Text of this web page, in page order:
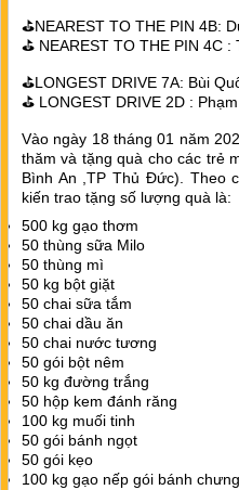
⛳️NEAREST TO THE PIN 4B:
⛳️ NEAREST TO THE PIN 4C :
⛳️LONGEST DRIVE 7A: Bùi
⛳️ LONGEST DRIVE 2D :
Vào ngày 18 tháng 01 năm
thăm và tặng quà cho các trẻ
Bình An ,TP Thủ Đức). Theo
kiến trao tặng số lượng quà là:
500 kg gạo thơm
50 thùng sữa Milo
50 thùng mì
50 kg bột giặt
50 chai sữa tắm
50 chai dầu ăn
50 chai nước tương
50 gói bột nêm
50 kg đường trắng
50 hộp kem đánh răng
100 kg muối tinh
50 gói bánh ngọt
50 gói kẹo
100 kg gạo nếp gói bánh chưng